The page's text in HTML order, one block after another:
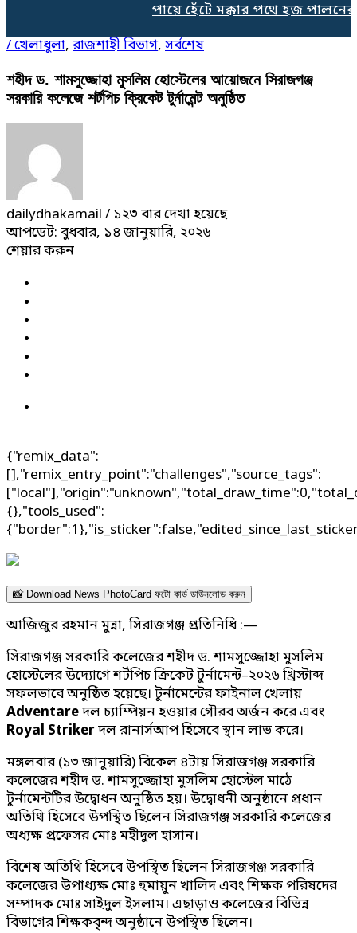
পায়ে হেঁটে মক্কার পথে হজ পালনের
/খেলাধুলা, রাজশাহী বিভাগ, সর্বশেষ
শহীদ ড. শামসুজ্জোহা মুসলিম হোস্টেলের আয়োজনে সিরাজগঞ্জ
সরকারি কলেজে শর্টপিচ ক্রিকেট টুর্নামেন্ট অনুষ্ঠিত
dailydhakamail / ১২৩ বার দেখা হয়েছে
আপডেট: বুধবার, ১৪ জানুয়ারি, ২০২৬
শেয়ার করুন
{"remix_data":
[],"remix_entry_point":"challenges","source_tags":
{},"tools_used":
📸 Download News PhotoCard ফটো কার্ড ডাউনলোড করুন
আজিজুর রহমান মুন্না, সিরাজগঞ্জ প্রতিনিধি :—
সিরাজগঞ্জ সরকারি কলেজের শহীদ ড. শামসুজ্জোহা মুসলিম
হোস্টেলের উদ্যোগে শর্টপিচ ক্রিকেট টুর্নামেন্ট–২০২৬ খ্রিস্টাব্দ
সফলভাবে অনুষ্ঠিত হয়েছে। টুর্নামেন্টের ফাইনাল খেলায়
Adventareদল চ্যাম্পিয়ন হওয়ার গৌরব অর্জন করে এবং
Royal Strikerদল রানার্সআপ হিসেবে স্থান লাভ করে।
মঙ্গলবার (১৩ জানুয়ারি) বিকেল ৪টায় সিরাজগঞ্জ সরকারি
কলেজের শহীদ ড. শামসুজ্জোহা মুসলিম হোস্টেল মাঠে
টুর্নামেন্টটির উদ্বোধন অনুষ্ঠিত হয়। উদ্বোধনী অনুষ্ঠানে প্রধান
অতিথি হিসেবে উপস্থিত ছিলেন সিরাজগঞ্জ সরকারি কলেজের
অধ্যক্ষ প্রফেসর মোঃ মহীদুল হাসান।
বিশেষ অতিথি হিসেবে উপস্থিত ছিলেন সিরাজগঞ্জ সরকারি
কলেজের উপাধ্যক্ষ মোঃ হুমায়ুন খালিদ এবং শিক্ষক পরিষদের
সম্পাদক মোঃ সাইদুল ইসলাম। এছাড়াও কলেজের বিভিন্ন
বিভাগের শিক্ষকবৃন্দ অনুষ্ঠানে উপস্থিত ছিলেন।